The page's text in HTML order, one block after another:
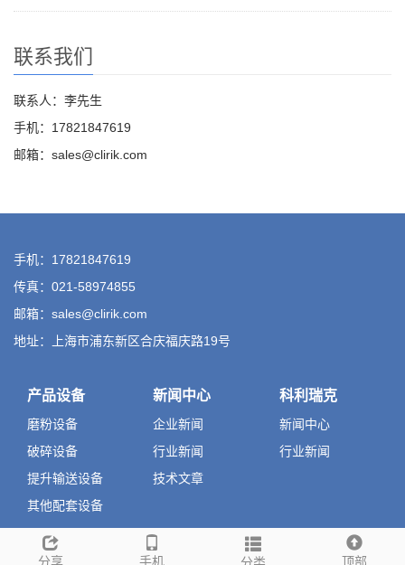
联系我们
联系人：李先生
手机：17821847619
邮箱：sales@clirik.com
分享 手机 顶部
手机：17821847619
传真：021-58974855
邮箱：sales@clirik.com
地址：上海市浦东新区合庆福庆路19号
产品设备
磨粉设备
破碎设备
提升输送设备
其他配套设备
新闻中心
企业新闻
行业新闻
技术文章
科利瑞克
新闻中心
行业新闻